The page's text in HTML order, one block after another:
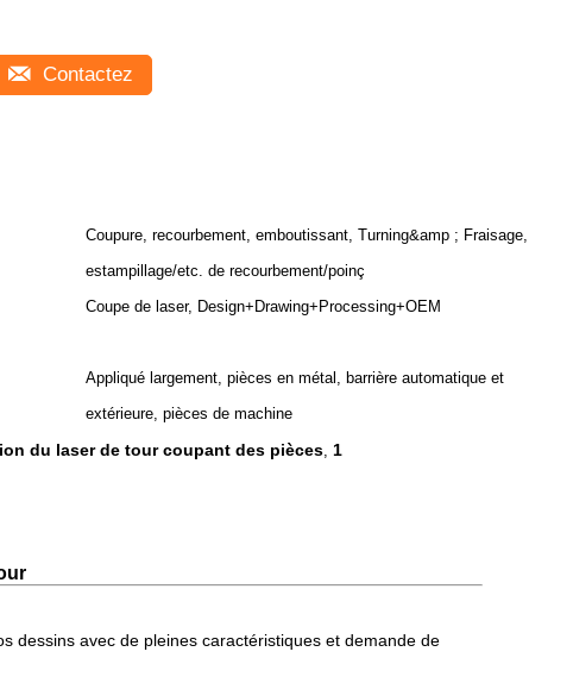
Contactez
Coupure, recourbement, emboutissant, Turning&amp ; Fraisage,
estampillage/etc. de recourbement/poinç
Coupe de laser, Design+Drawing+Processing+OEM
Appliqué largement, pièces en métal, barrière automatique et
extérieure, pièces de machine
du laser de tour coupant des pièces, 1
dessins avec de pleines caractéristiques et demande de